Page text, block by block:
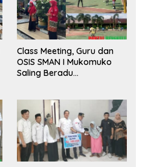
Class Meeting, Guru dan
OSIS SMAN I Mukomuko
Saling Beradu